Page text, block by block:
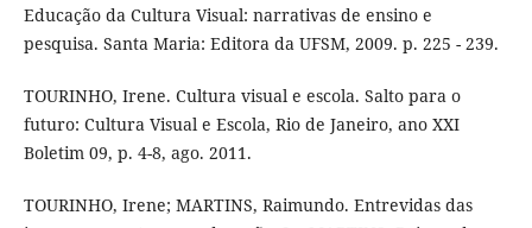
Educação da Cultura Visual: narrativas de ensino e
pesquisa. Santa Maria: Editora da UFSM, 2009. p. 225 - 239.
TOURINHO, Irene. Cultura visual e escola. Salto para o
futuro: Cultura Visual e Escola, Rio de Janeiro, ano XXI
Boletim 09, p. 4-8, ago. 2011.
TOURINHO, Irene; MARTINS, Raimundo. Entrevidas das